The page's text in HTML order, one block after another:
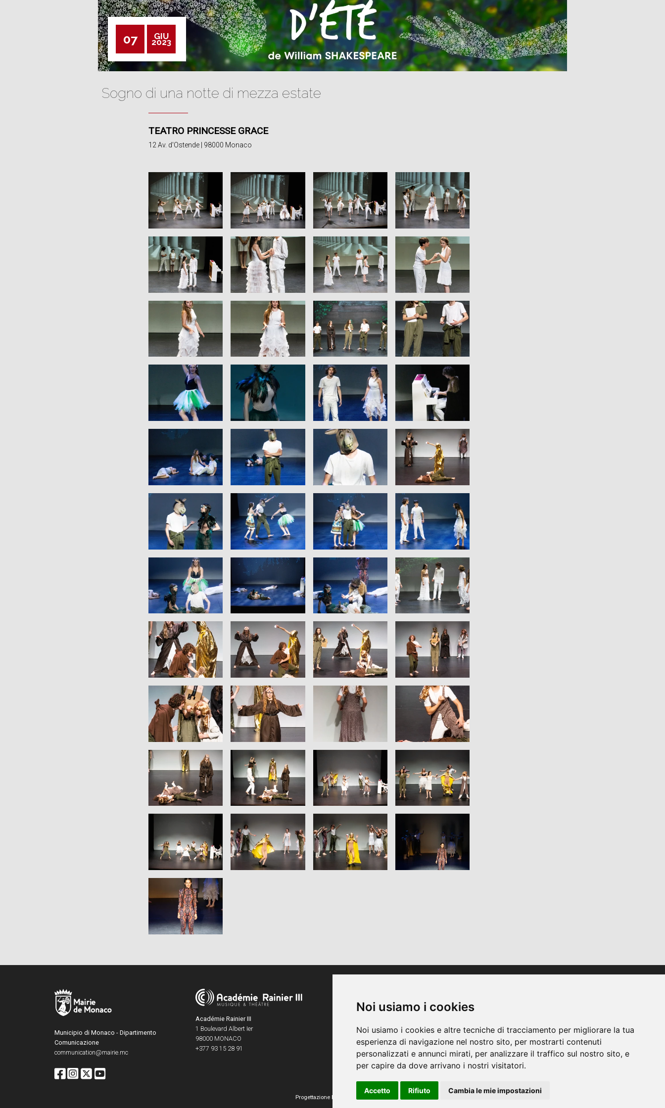
Noi usiamo i cookies
Noi usiamo i cookies e altre tecniche di tracciamento per migliorare la tua
esperienza di navigazione nel nostro sito, per mostrarti contenuti
personalizzati e annunci mirati, per analizzare il traffico sul nostro sito, e
per capire da dove arrivano i nostri visitatori.
Accetto Rifiuto Cambia le mie impostazioni
07 GIU
2023
Sogno di una notte di mezza estate
TEATRO PRINCESSE GRACE
12 Av. d'Ostende | 98000 Monaco
Municipio di Monaco - Dipartimento
Comunicazione
communication@mairie.mc
Académie Rainier III
1 Boulevard Albert Ier
98000 MONACO
+377 93 15 28 91
Da lunedì a venerdì
8h30 - 20h45
9h - 12h
Progettazione Media & Events